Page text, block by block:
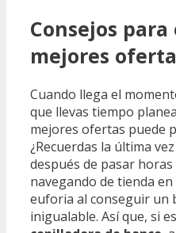
Consejos
mejores
Cuando llega el
que llevas tiempo
mejores ofertas puede
¿Recuerdas la última
después de pasar
navegando de tienda
euforia al conseguir un
inigualable. Así que, si